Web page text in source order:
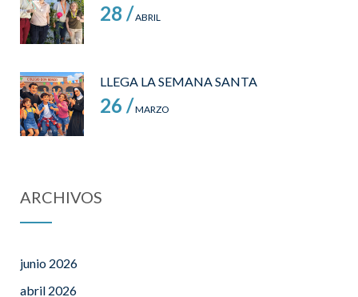
28 /ABRIL
LLEGA LA SEMANA SANTA
26 /MARZO
ARCHIVOS
junio 2026
abril 2026